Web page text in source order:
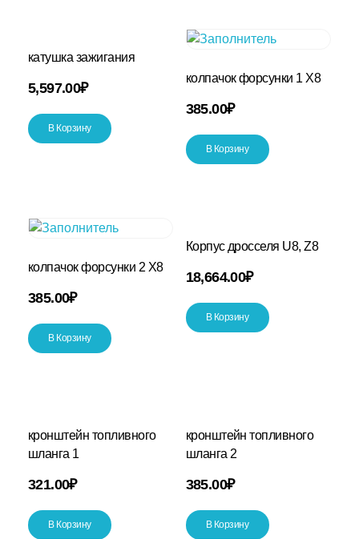
катушка зажигания
5,597.00₽
В Корзину
колпачок форсунки 1 Х8
385.00₽
В Корзину
колпачок форсунки 2 Х8
385.00₽
В Корзину
Корпус дросселя U8, Z8
18,664.00₽
В Корзину
кронштейн топливного
шланга 1
321.00₽
В Корзину
кронштейн топливного
шланга 2
385.00₽
В Корзину